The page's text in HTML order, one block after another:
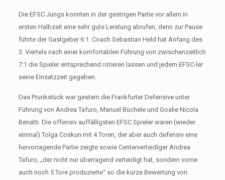
Die EFSC Jungs konnten in der gestrigen Partie vor allem in
ersten Halbzeit eine sehr gute Leistung abrufen, denn zur Pause
führte der Gastgeber 6:1. Coach Sebastian Held hat Anfang des
3. Viertels nach einer komfortablen Führung von zwischenzeitlich
7:1 die Spieler entsprechend rotieren lassen und jedem EFSC-ler
seine Einsatzzeit gegeben.
Das Prunkstück war gestern die Frankfurter Defensive unter
Führung von Andrea Tafuro, Manuel Büchele und Goalie Nicola
Benatti. Die offensiv auffälligsten EFSC Spieler waren (wieder
einmal) Tolga Coskun mit 4 Toren, der aber auch defensiv eine
hervorragende Partie zeigte sowie Centerverteidiger Andrea
Tafuro, „der nicht nur überragend verteidigt hat, sondern vorne
auch noch 5 Tore produzierte“ so die kurze Bewertung von